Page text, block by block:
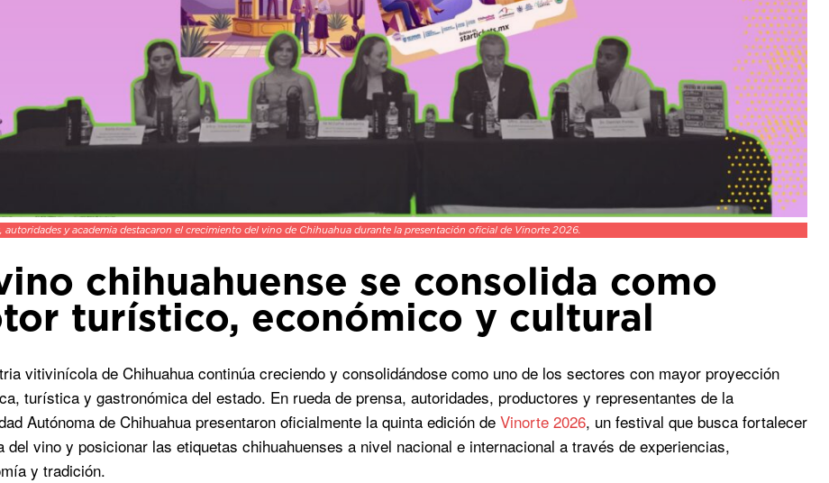
autoridades y academia destacaron el crecimiento del vino de Chihuahua durante la presentación oficial de Vinorte 2026.
chihuahuense se consolida como
turístico, económico y cultural
vitivinícola de Chihuahua continúa creciendo y consolidándose como uno de los sectores con mayor proyección
turística y gastronómica del estado. En rueda de prensa, autoridades, productores y representantes de la
Autónoma de Chihuahua presentaron oficialmente la quinta edición de Vinorte 2026, un festival que busca fortalecer
del vino y posicionar las etiquetas chihuahuenses a nivel nacional e internacional a través de experiencias,
y tradición.